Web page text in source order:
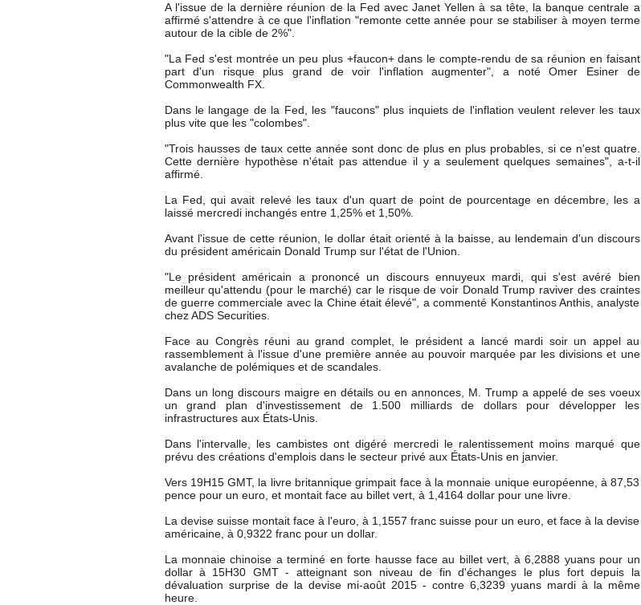
A l'issue de la dernière réunion de la Fed avec Janet Yellen à sa tête, la banque centrale a
affirmé s'attendre à ce que l'inflation "remonte cette année pour se stabiliser à moyen terme
autour de la cible de 2%".
"La Fed s'est montrée un peu plus +faucon+ dans le compte-rendu de sa réunion en faisant
part d'un risque plus grand de voir l'inflation augmenter", a noté Omer Esiner de
Commonwealth FX.
Dans le langage de la Fed, les "faucons" plus inquiets de l'inflation veulent relever les taux
plus vite que les "colombes".
"Trois hausses de taux cette année sont donc de plus en plus probables, si ce n'est quatre.
Cette dernière hypothèse n'était pas attendue il y a seulement quelques semaines", a-t-il
affirmé.
La Fed, qui avait relevé les taux d'un quart de point de pourcentage en décembre, les a
laissé mercredi inchangés entre 1,25% et 1,50%.
Avant l'issue de cette réunion, le dollar était orienté à la baisse, au lendemain d'un discours
du président américain Donald Trump sur l'état de l'Union.
"Le président américain a prononcé un discours ennuyeux mardi, qui s'est avéré bien
meilleur qu'attendu (pour le marché) car le risque de voir Donald Trump raviver des craintes
de guerre commerciale avec la Chine était élevé", a commenté Konstantinos Anthis, analyste
chez ADS Securities.
Face au Congrès réuni au grand complet, le président a lancé mardi soir un appel au
rassemblement à l'issue d'une première année au pouvoir marquée par les divisions et une
avalanche de polémiques et de scandales.
Dans un long discours maigre en détails ou en annonces, M. Trump a appelé de ses voeux
un grand plan d'investissement de 1.500 milliards de dollars pour développer les
infrastructures aux États-Unis.
Dans l'intervalle, les cambistes ont digéré mercredi le ralentissement moins marqué que
prévu des créations d'emplois dans le secteur privé aux États-Unis en janvier.
Vers 19H15 GMT, la livre britannique grimpait face à la monnaie unique européenne, à 87,53
pence pour un euro, et montait face au billet vert, à 1,4164 dollar pour une livre.
La devise suisse montait face à l'euro, à 1,1557 franc suisse pour un euro, et face à la devise
américaine, à 0,9322 franc pour un dollar.
La monnaie chinoise a terminé en forte hausse face au billet vert, à 6,2888 yuans pour un
dollar à 15H30 GMT - atteignant son niveau de fin d'échanges le plus fort depuis la
dévaluation surprise de la devise mi-août 2015 - contre 6,3239 yuans mardi à la même
heure.